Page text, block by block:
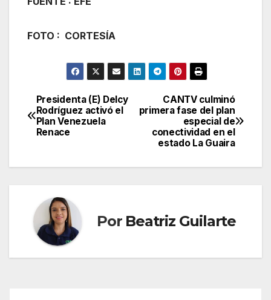
FOTO : CORTESÍA
Navegación
de
CANTV culminó
primera fase del plan
especial de
conectividad en el
estado La Guaira
Presidenta (E) Delcy
Rodríguez activó el
Plan Venezuela
Renace
Por Beatriz Guilarte